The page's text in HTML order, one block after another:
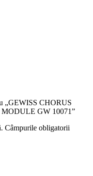
„GEWISS CHORUS
GW 10071”
Câmpurile obligatorii